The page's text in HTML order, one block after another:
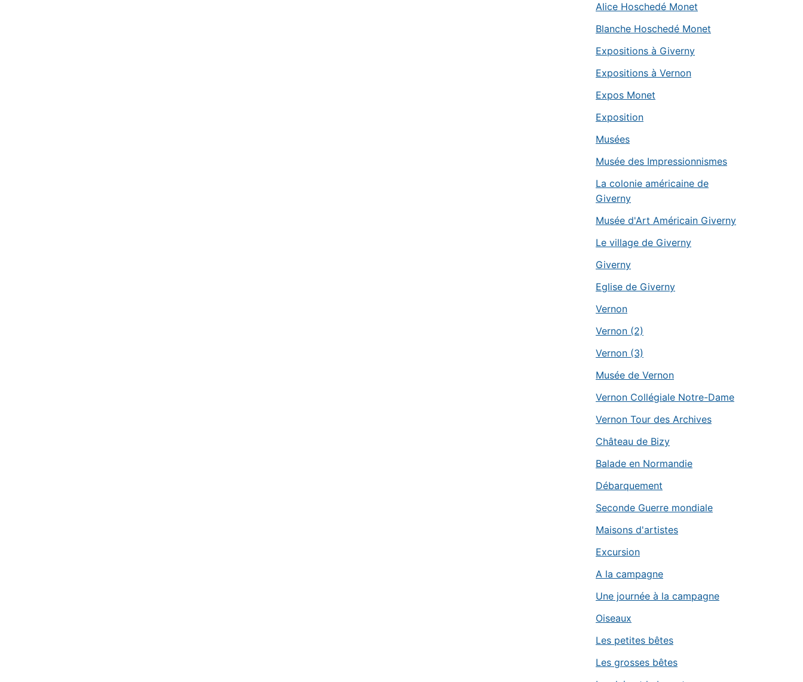
Alice Hoschedé Monet
Blanche Hoschedé Monet
Expositions à Giverny
Expositions à Vernon
Expos Monet
Exposition
Musées
Musée des Impressionnismes
La colonie américaine de
Giverny
Musée d'Art Américain Giverny
Le village de Giverny
Giverny
Eglise de Giverny
Vernon
Vernon (2)
Vernon (3)
Musée de Vernon
Vernon Collégiale Notre-Dame
Vernon Tour des Archives
Château de Bizy
Balade en Normandie
Débarquement
Seconde Guerre mondiale
Maisons d'artistes
Excursion
A la campagne
Une journée à la campagne
Oiseaux
Les petites bêtes
Les grosses bêtes